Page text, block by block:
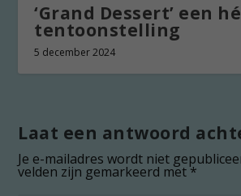
‘Grand Dessert’ een
tentoonstelling
5 december 2024
Laat een antwoord
Je e-mailadres wordt niet
velden zijn gemarkeerd met*